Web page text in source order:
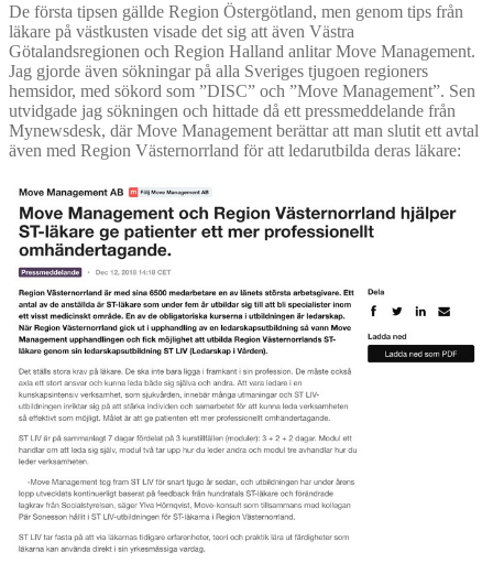
De första tipsen gällde Region Östergötland, men genom tips från
läkare på västkusten visade det sig att även Västra
Götalandsregionen och Region Halland anlitar Move Management.
Jag gjorde även sökningar på alla Sveriges tjugoen regioners
hemsidor, med sökord som ”DISC” och ”Move Management”. Sen
utvidgade jag sökningen och hittade då ett pressmeddelande från
Mynewsdesk, där Move Management berättar att man slutit ett avtal
även med Region Västernorrland för att ledarutbilda deras läkare: